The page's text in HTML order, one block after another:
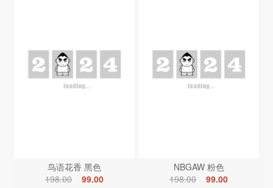
鸟语花香 黑色
198.00
99.00
NBGAW 粉色
198.00
99.00